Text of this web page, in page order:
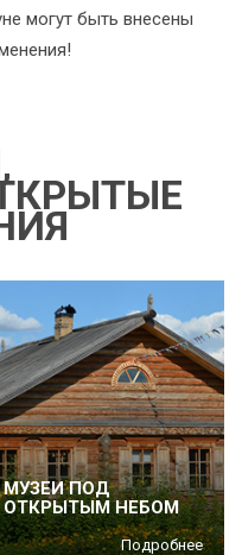
могут быть внесены
МУЗЕИ ПОД
ОТКРЫТЫМ НЕБОМ
Подробнее